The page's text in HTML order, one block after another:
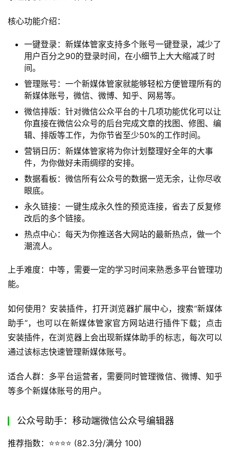
核心功能介绍：
一键登录：新媒体管家支持多个账号一键登录，减少了
用户百分之90的登录时间，在小细节上大大缩减了时
间。
管理账号：一个新媒体管家就能够轻松方便管理所有的
新媒体账号，微信、微博、知乎、网易等。
微信排版：针对微信公众平台的十几项功能优化可以让
你直接在微信公众号的后台完成文章的找图、修图、编
辑、排版等工作，为你节省至少50%的工作时间。
营销日历：新媒体管家将为你计划整理好全年的大事
件，为你做好未雨绸缪的安排。
数据看板：微信所有公众号的数据一览无余，让你尽收
眼底。
永久链接：一键生成永久性的预览连接，省去了反复修
改后的多个链接。
热点中心：每天为你推送各大网站的最新热点，做一个
潮流人。
上手难度：中等，需要一定的学习时间来熟悉多平台管理功
能。
如何使用？安装插件，打开浏览器扩展中心，搜索“新媒体
助手”，也可以在新媒体管家官方网站进行插件下载；点击
安装插件，在浏览器上会出现新媒体助手的标志，每次可以
通过该标志快速管理新媒体账号。
适合人群：多平台运营者，需要同时管理微信、微博、知乎
等多个新媒体账号的用户。
公众号助手：移动端微信公众号编辑器
推荐指数：⭐️⭐️⭐️⭐️ (82.3分/满分 100)